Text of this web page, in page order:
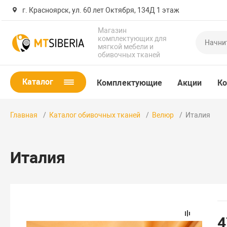
г. Красноярск, ул. 60 лет Октября, 134Д 1 этаж
Магазин
комплектующих для
мягкой мебели и
обивочных тканей
Каталог Комплектующие Акции
Главная Каталог обивочных тканей Велюр Италия
Италия